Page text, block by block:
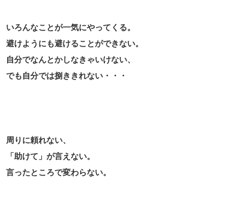
いろんなことが一気にやってくる。
避けようにも避けることができない。
自分でなんとかしなきゃいけない、
でも自分では捌ききれない・・・
周りに頼れない、
「助けて」が言えない。
言ったところで変わらない。